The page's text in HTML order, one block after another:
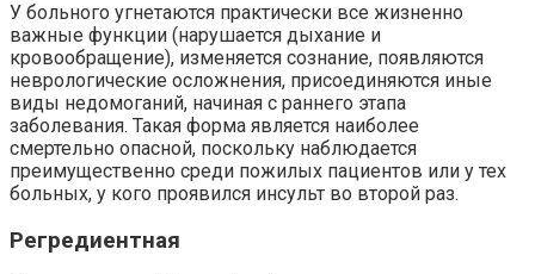
У больного угнетаются практически все жизненно
важные функции (нарушается дыхание и
кровообращение), изменяется сознание, появляются
неврологические осложнения, присоединяются иные
виды недомоганий, начиная с раннего этапа
заболевания. Такая форма является наиболее
смертельно опасной, поскольку наблюдается
преимущественно среди пожилых пациентов или у тех
больных, у кого проявился инсульт во второй раз.
Регредиентная